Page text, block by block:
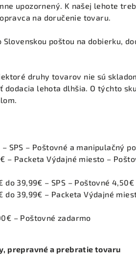
upozornený. K našej lehote
na doručenie tovaru.
poštou na dobierku,
druhy tovarov nie sú
dodacia lehota dlhšia. O týchto
SPS – Poštovné a manipulačný
– Packeta Výdajné miesto –
do 39,99€ – SPS – Poštovné 4,50€
do 39,99€ – Packeta Výdajné
– Poštovné zadarmo
prepravné a prebratie tovaru